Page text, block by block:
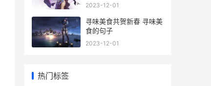
里进入
2023-12-01
寻味美食共贺新春 寻味美
食的句子
2023-12-01
热门标签